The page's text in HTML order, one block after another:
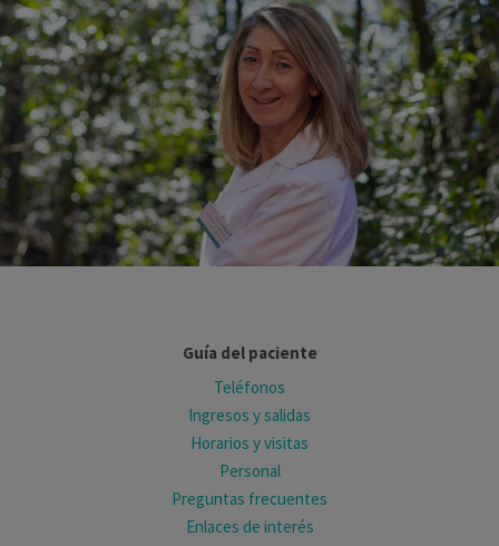
Guía del paciente
Teléfonos
Ingresos y salidas
Horarios y visitas
Personal
Preguntas frecuentes
Enlaces de interés